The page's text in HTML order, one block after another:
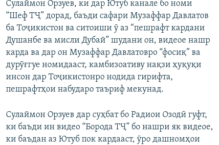
Сулаймон Орзуев, ки дар Ютуб канале бо номи
“Шеф ТҶ” дорад, баъди сафари Музаффар Давлатов
ба Тоҷикистон ва ситоиши ӯ аз “пешрафт кардани
Душанбе ва мисли Дубай” шудани он, видеое нашр
карда ва дар он Музаффар Давлатовро “фосиқ” ва
дурӯғгуе номидааст, камбизоативу нақзи ҳуқуқи
инсон дар Тоҷикистонро нодида гирифта,
пешрафтҳои набударо таъриф мекунад.
Сулаймон Орзуев дар суҳбат бо Радиои Озодӣ гуфт,
ки баъди ин видео “Борода ТҶ” бо нашри як видеое,
ки баъдан аз Ютуб пок кардааст, ӯро дашномҳои